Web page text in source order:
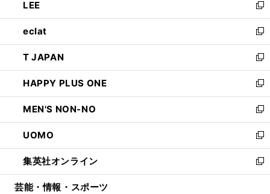
く
で
開
く
ド
ウ
で
開
く
ィ
ン
ド
ウ
で
開
く
い
ウ
ィ
ン
ド
ウ
で
開
く
LEE
新
し
い
ウ
ィ
ン
ド
ウ
で
開
く
eclat
新
し
い
ウ
ィ
ン
ド
ウ
で
開
く
T JAPAN
新
し
い
ウ
ィ
ン
ド
ウ
で
開
HAPPY PLUS ONE
新
し
い
ウ
ィ
ン
ド
ウ
MEN'S NON-NO
新
し
い
ウ
ィ
ン
UOMO
新
し
い
ウ
集英社オンライン
新
し
芸能・情報・スポーツ